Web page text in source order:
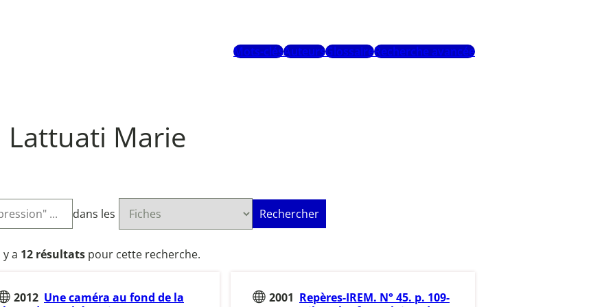
Mots-clésAuteursGlossaireRecherche avancée
Lattuati Marie
dans les Rechercher
y a 12 résultatspour cette recherche.
2012 Une caméra au fond de la
2001 Repères-IREM. N° 45. p. 109-